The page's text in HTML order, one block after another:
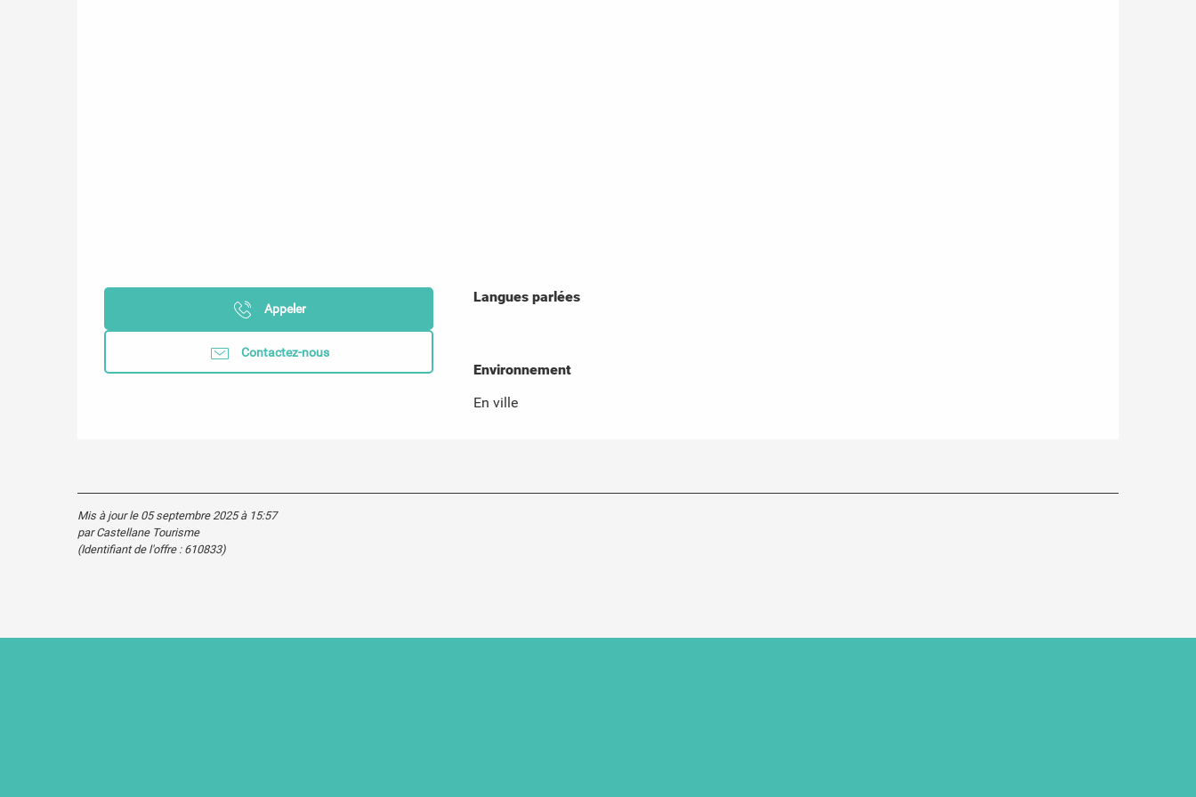
Appeler
Contactez-nous
Langues parlées
Langues parlées
Environnement
Environnement
En ville
Mis à jour le 05 septembre 2025 à 15:57
par Castellane Tourisme
(Identifiant de l'offre : 610833)